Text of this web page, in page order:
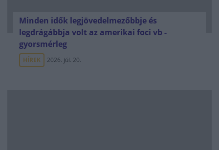
Minden idők legjövedelmezőbbje és
legdrágábbja volt az amerikai foci vb -
gyorsmérleg
HÍREK 2026. júl. 20.